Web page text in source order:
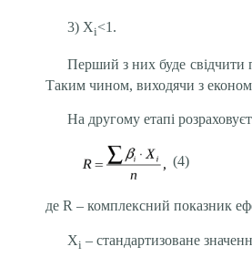
3) Хі<1.
Перший з них буде свідчити
Таким чином, виходячи з
На другому етапі
(4)
де R – комплексний показник
Хі – стандартизоване